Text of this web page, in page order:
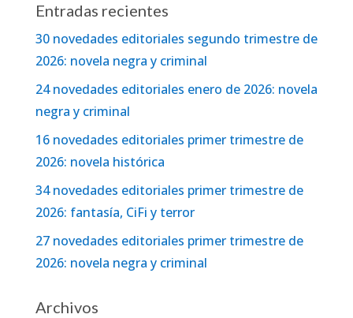
Entradas recientes
30 novedades editoriales segundo trimestre de
2026: novela negra y criminal
24 novedades editoriales enero de 2026: novela
negra y criminal
16 novedades editoriales primer trimestre de
2026: novela histórica
34 novedades editoriales primer trimestre de
2026: fantasía, CiFi y terror
27 novedades editoriales primer trimestre de
2026: novela negra y criminal
Archivos